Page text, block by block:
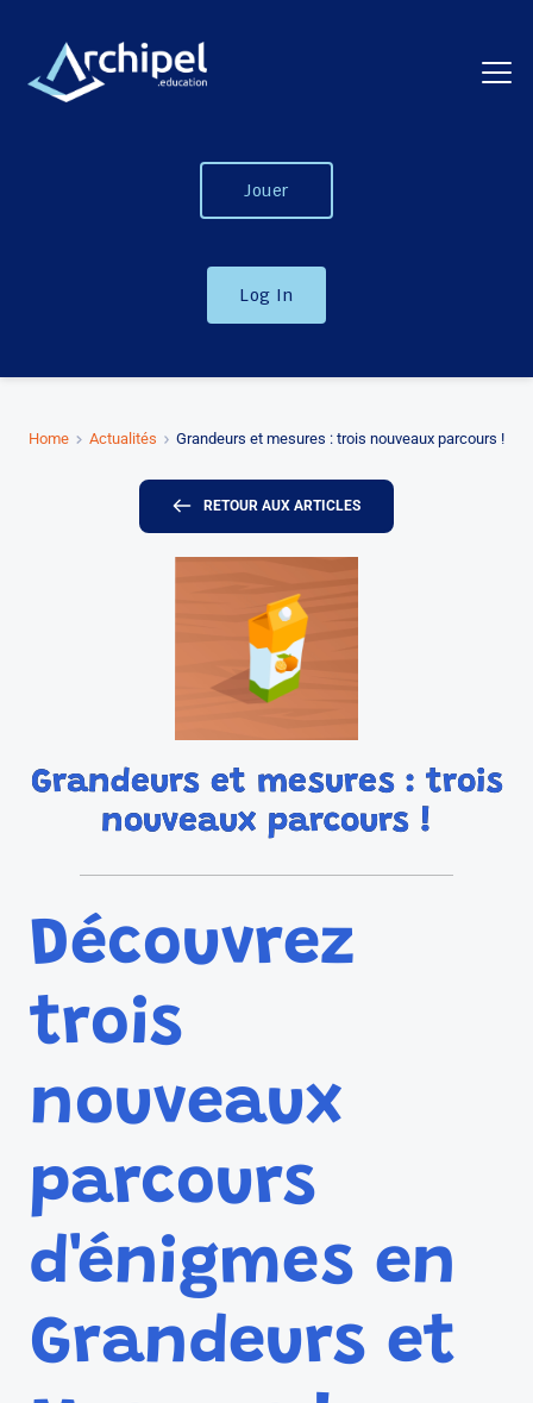
Jouer
Log In
Home Actualités Grandeurs et mesures : trois nouveaux parcours !
RETOUR AUX ARTICLES
Grandeurs et mesures : trois
nouveaux parcours !
Découvrez
trois
nouveaux
parcours
d'énigmes en
Grandeurs et